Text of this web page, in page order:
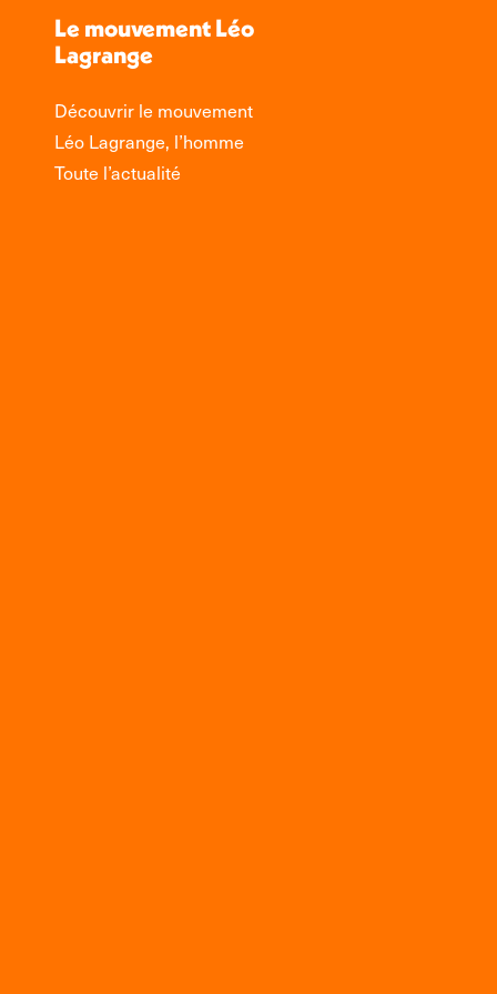
Le mouvement Léo
Lagrange
Découvrir le mouvement
Léo Lagrange, l’homme
Toute l’actualité